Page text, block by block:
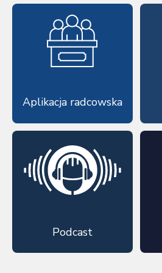
Aplikacja radcowska
Podcast